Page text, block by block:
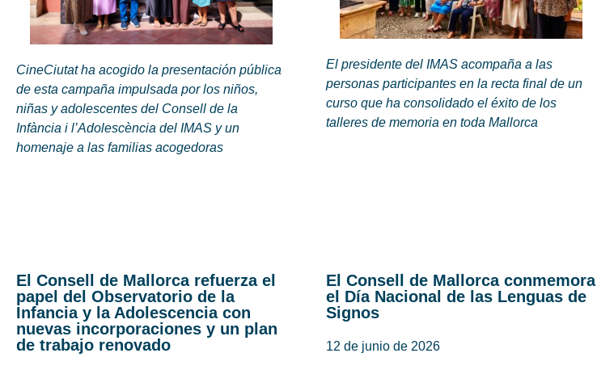
CineCiutat ha acogido la presentación pública
de esta campaña impulsada por los niños,
niñas y adolescentes del Consell de la
Infància i l’Adolescència del IMAS y un
homenaje a las familias acogedoras
El presidente del IMAS acompaña a las
personas participantes en la recta final de un
curso que ha consolidado el éxito de los
talleres de memoria en toda Mallorca
El Consell de Mallorca refuerza el
papel del Observatorio de la
Infancia y la Adolescencia con
nuevas incorporaciones y un plan
de trabajo renovado
El Consell de Mallorca conmemora
el Día Nacional de las Lenguas de
Signos
12 de junio de 2026